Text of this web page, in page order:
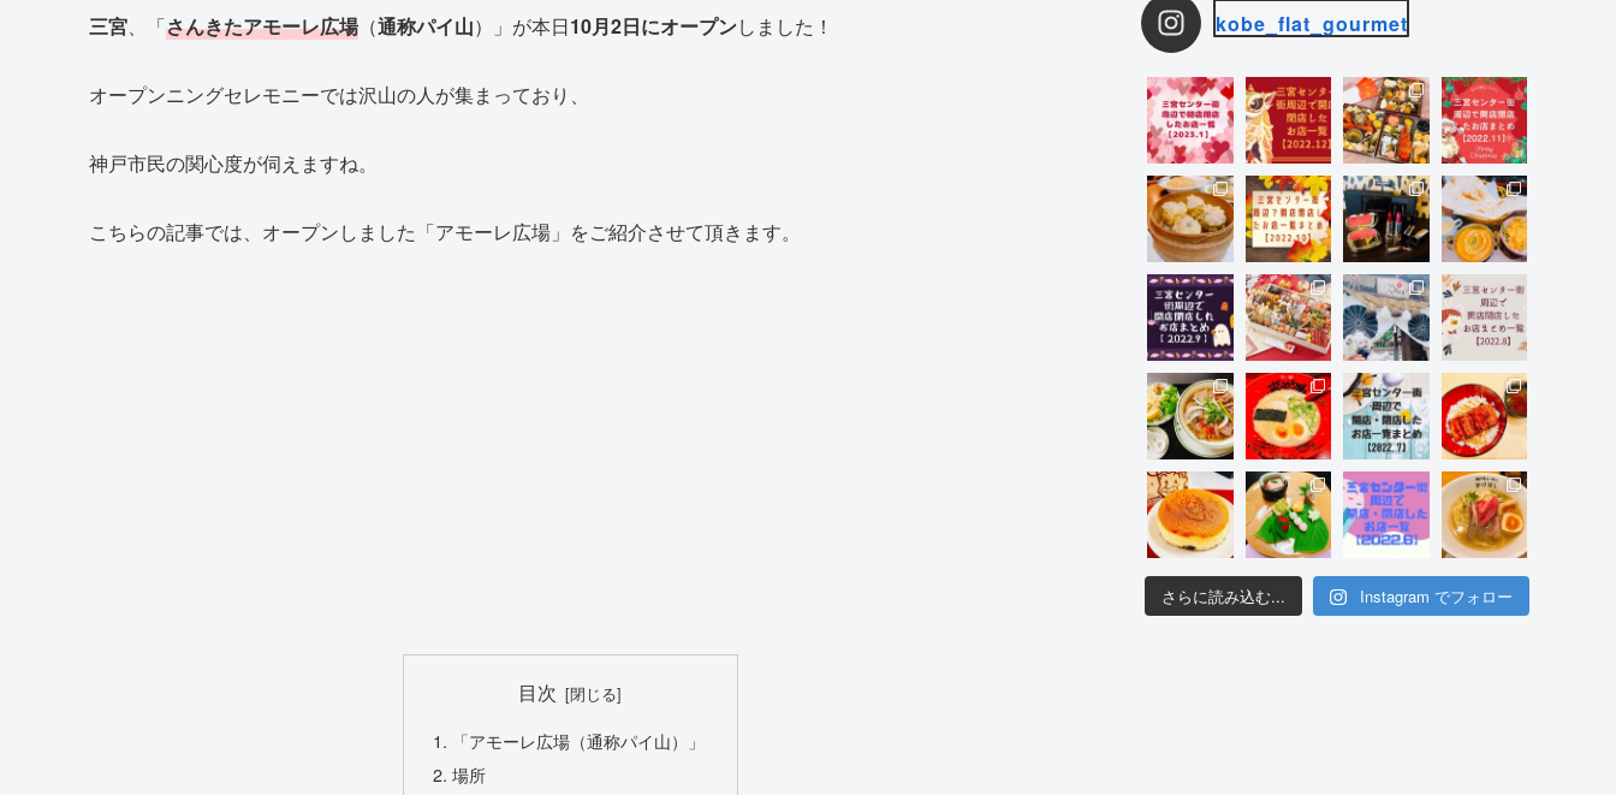
三宮、「さんきたアモーレ広場（通称パイ山）」が本日10月2日にオープンしました！
オープンニングセレモニーでは沢山の人が集まっており、
神戸市民の関心度が伺えますね。
こちらの記事では、オープンしました「アモーレ広場」をご紹介させて頂きます。
目次
「アモーレ広場（通称パイ山）」
場所
kobe_flat_gourmet
さらに読み込む... Instagram でフォロー